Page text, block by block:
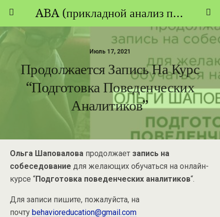
ABA (прикладной анализ поведения) - ТЕОРИЯ И ПРАКТИКА
Июль 17, 2021
Продолжается Запись На Курс
“Подготовка Поведенческих
Аналитиков”
Ольга Шаповалова продолжает запись на
собеседование для желающих обучаться на онлайн-
курсе “Подготовка поведенческих аналитиков“.
Для записи пишите, пожалуйста, на
почту behavioreducation@gmail.com